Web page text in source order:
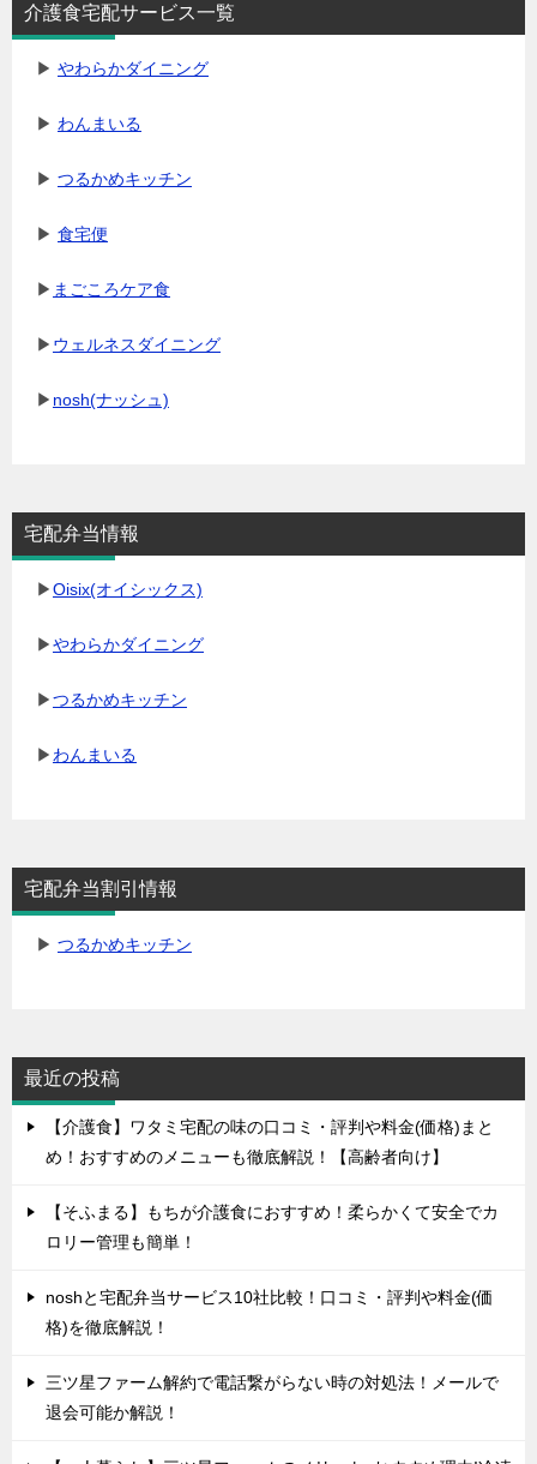
介護食宅配サービス一覧
▶ やわらかダイニング
▶ わんまいる
▶ つるかめキッチン
▶ 食宅便
▶ まごころケア食
▶ ウェルネスダイニング
▶ nosh(ナッシュ)
宅配弁当情報
▶Oisix(オイシックス)
▶やわらかダイニング
▶つるかめキッチン
▶ わんまいる
宅配弁当割引情報
▶ つるかめキッチン
最近の投稿
【介護食】ワタミ宅配の味の口コミ・評判や料金(価格)まと
め！おすすめのメニューも徹底解説！【高齢者向け】
【そふまる】もちが介護食におすすめ！柔らかくて安全でカ
ロリー管理も簡単！
noshと宅配弁当サービス10社比較！口コミ・評判や料金(価
格)を徹底解説！
三ツ星ファーム解約で電話繋がらない時の対処法！メールで
退会可能か解説！